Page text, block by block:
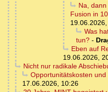
Na,
Fusion in
Was
tun? -
Eben auf
19.06.2026,
Nicht nur radikale
Opportunitätskosten
17.06.2026, 10:26